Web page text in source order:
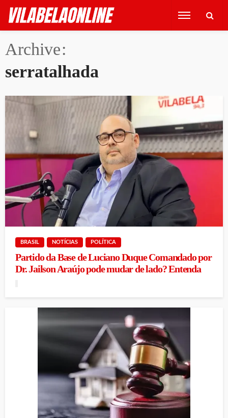
Archive
serratalhada
BRASIL NOTÍCIAS POLÍTICA
Partido da Base de Luciano Duque Comandado por
Dr. Jailson Araújo pode mudar de lado? Entenda